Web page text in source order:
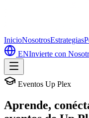
InicioNosotrosEstrategias
ENInvierte con
Eventos Up Plex
Aprende,